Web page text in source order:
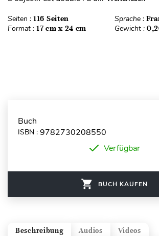
Seiten : 116 Seiten Sprache :
Format : 17 cm x 24 cm Gewicht :
Buch
ISBN : 9782730208550
Verfügbar
BUCH KAUFEN
Videos
Audios
Beschreibung